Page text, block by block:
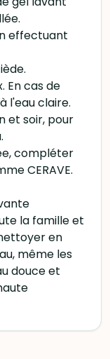
effectuant
En cas de
l'eau claire.
et soir, pour
compléter
CERAVE.
la famille et
en
même les
douce et